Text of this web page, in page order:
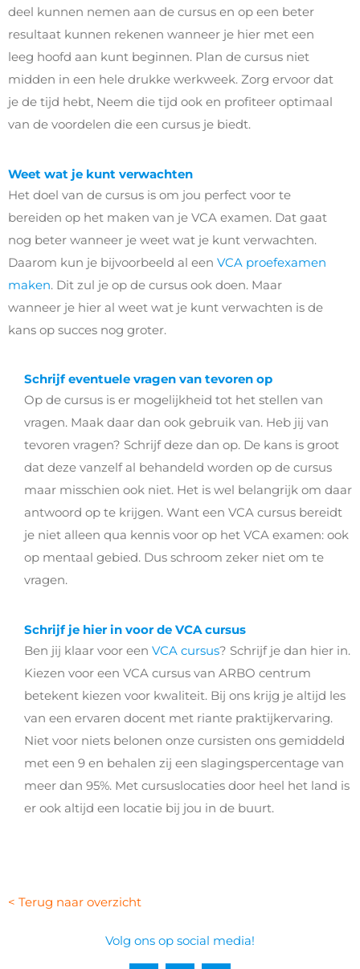
deel kunnen nemen aan de cursus en op een beter
resultaat kunnen rekenen wanneer je hier met een
leeg hoofd aan kunt beginnen. Plan de cursus niet
midden in een hele drukke werkweek. Zorg ervoor dat
je de tijd hebt, Neem die tijd ook en profiteer optimaal
van de voordelen die een cursus je biedt.
Weet wat je kunt verwachten
Het doel van de cursus is om jou perfect voor te
bereiden op het maken van je VCA examen. Dat gaat
nog beter wanneer je weet wat je kunt verwachten.
Daarom kun je bijvoorbeeld al een VCA proefexamen
maken. Dit zul je op de cursus ook doen. Maar
wanneer je hier al weet wat je kunt verwachten is de
kans op succes nog groter.
Schrijf eventuele vragen van tevoren op
Op de cursus is er mogelijkheid tot het stellen van
vragen. Maak daar dan ook gebruik van. Heb jij van
tevoren vragen? Schrijf deze dan op. De kans is groot
dat deze vanzelf al behandeld worden op de cursus
maar misschien ook niet. Het is wel belangrijk om daar
antwoord op te krijgen. Want een VCA cursus bereidt
je niet alleen qua kennis voor op het VCA examen: ook
op mentaal gebied. Dus schroom zeker niet om te
vragen.
Schrijf je hier in voor de VCA cursus
Ben jij klaar voor een VCA cursus? Schrijf je dan hier in.
Kiezen voor een VCA cursus van ARBO centrum
betekent kiezen voor kwaliteit. Bij ons krijg je altijd les
van een ervaren docent met riante praktijkervaring.
Niet voor niets belonen onze cursisten ons gemiddeld
met een 9 en behalen zij een slagingspercentage van
meer dan 95%. Met cursuslocaties door heel het land is
er ook altijd een locatie bij jou in de buurt.
< Terug naar overzicht
Volg ons op social media!